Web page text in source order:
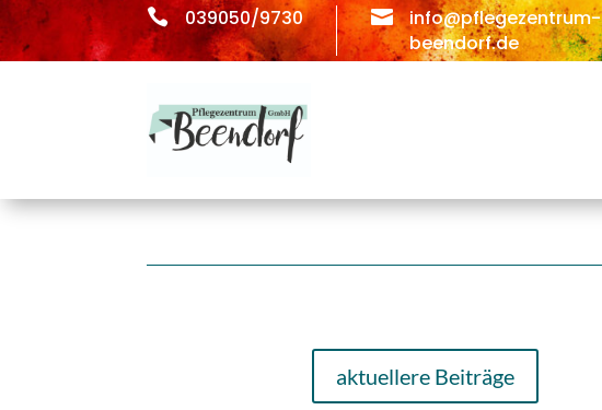
 039050/9730 
info@pflegezentrum-
beendorf.de
aktuellere Beiträge